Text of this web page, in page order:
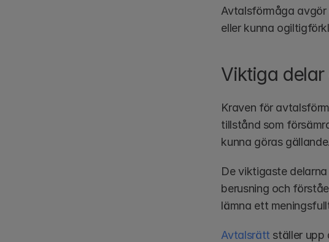
Avtalsförmåga
eller kunna
Viktiga
Kraven för
tillstånd som
kunna göras gällande.
De viktigaste
berusning och
lämna ett
Avtalsrätt ställer